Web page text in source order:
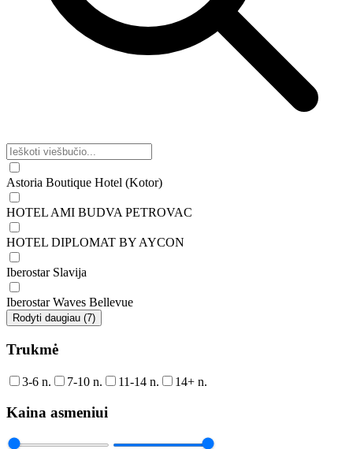
Astoria Boutique Hotel (Kotor)
HOTEL AMI BUDVA PETROVAC
HOTEL DIPLOMAT BY AYCON
Iberostar Slavija
Iberostar Waves Bellevue
Rodyti daugiau (7)
Trukmė
3-6 n. 7-10 n. 11-14 n. 14+ n.
Kaina asmeniui